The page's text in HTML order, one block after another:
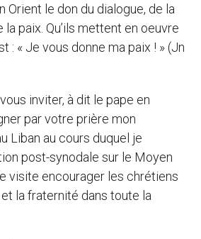
Orient le don du dialogue, de la
paix. Qu’ils mettent en oeuvre
: « Je vous donne ma paix ! » (Jn
inviter, à dit le pape en
par votre prière mon
Liban au cours duquel je
post-synodale sur le Moyen
visite encourager les chrétiens
la fraternité dans toute la